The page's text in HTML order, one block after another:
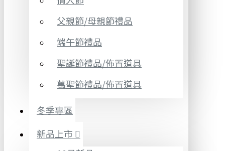
父親節/母親節禮品
端午節禮品
聖誕節禮品/佈置道具
萬聖節禮品/佈置道具
冬季專區
新品上市